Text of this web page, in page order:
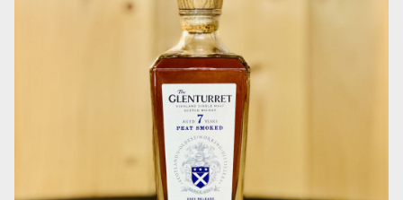
Politique de confidentialité
Politique de cookies (UE)
Qui sommes nous ?
Validation de la commande